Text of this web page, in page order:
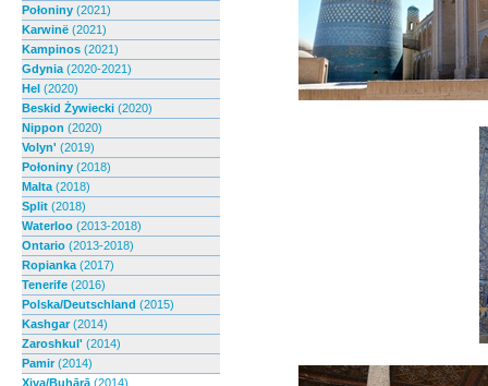
Połoniny (2021)
Karwinë (2021)
Kampinos (2021)
Gdynia (2020-2021)
Hel (2020)
Beskid Żywiecki (2020)
Nippon (2020)
Volyn' (2019)
Połoniny (2018)
Malta (2018)
Split (2018)
Waterloo (2013-2018)
Ontario (2013-2018)
Ropianka (2017)
Tenerife (2016)
Polska/Deutschland (2015)
Kashgar(2014)
Zaroshkul' (2014)
Pamir(2014)
Xiva/Buḫārā (2014)